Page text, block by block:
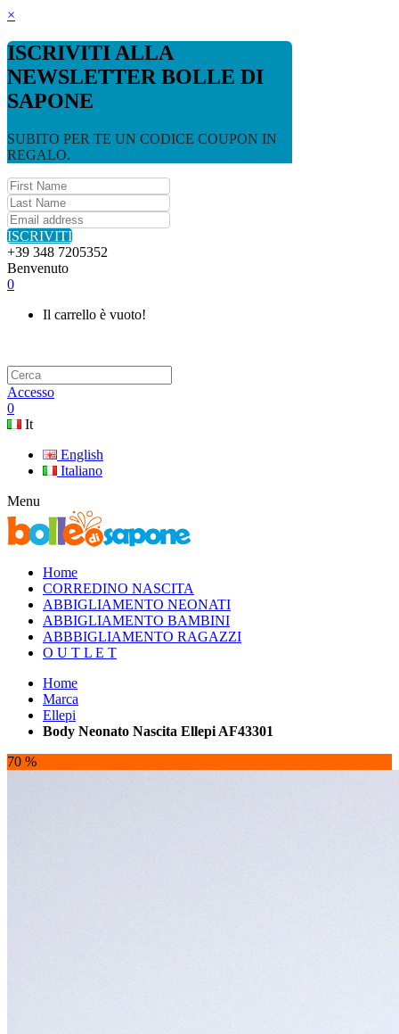
×
ISCRIVITI ALLA
NEWSLETTER BOLLE DI
SAPONE
SUBITO PER TE UN CODICE COUPON IN
REGALO.
ISCRIVITI
+39 348 7205352
Benvenuto
0
Il carrello è vuoto!
Accesso
0
It
English
Italiano
Menu
Home
CORREDINO NASCITA
ABBIGLIAMENTO NEONATI
ABBIGLIAMENTO BAMBINI
ABBBIGLIAMENTO RAGAZZI
O U T L E T
Home
Marca
Ellepi
Body Neonato Nascita Ellepi AF43301
70 %